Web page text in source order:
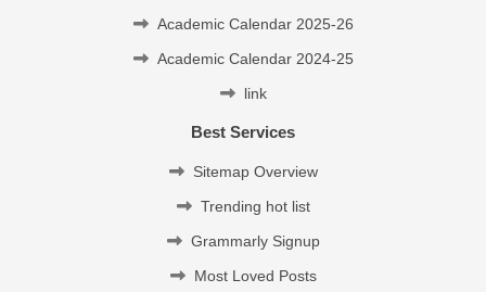
Academic Calendar 2025-26
Academic Calendar 2024-25
link
Best Services
Sitemap Overview
Trending hot list
Grammarly Signup
Most Loved Posts